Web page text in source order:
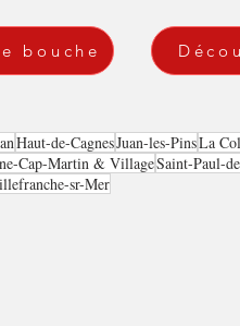
bouche
Haut-de-CagnesJuan-les-PinsLa
Cap-Martin & VillageSaint-Paul-
sr-Mer